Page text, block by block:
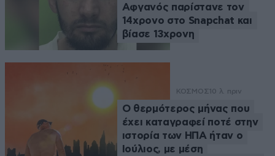
Αφγανός παρίστανε τον
14χρονο στο Snapchat και
βίασε 13χρονη
ΚΟΣΜΟΣ 10 λ. πριν
Ο θερμότερος μήνας που
έχει καταγραφεί ποτέ στην
ιστορία των ΗΠΑ ήταν ο
Ιούλιος, με μέση